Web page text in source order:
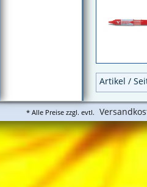
Artikel /
* Alle Preise zzgl. evtl.